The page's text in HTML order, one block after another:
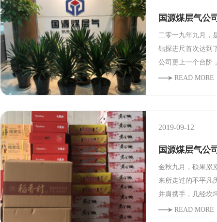
国源煤层气公
二零一九年九月，
钻探进尺首次达到
公司更上一个台阶
READ MORE
2019-09-12
国源煤层气公
金秋九月，硕果累
来所走过的不平凡
并肩携手，几经坎
福、事业有成！
READ MORE